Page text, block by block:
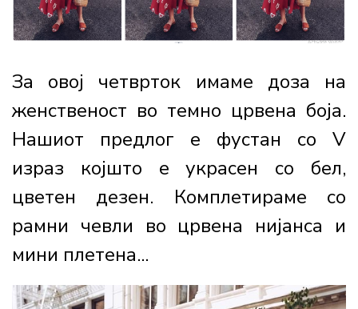
За овој четврток имаме доза на
женственост во темно црвена боја.
Нашиот предлог е фустан со V
израз којшто е украсен со бел,
цветен дезен. Комплетираме со
рамни чевли во црвена нијанса и
мини плетена...